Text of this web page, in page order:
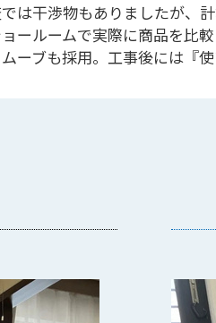
は干渉物もありましたが、
ールームで実際に商品を比
ーブも採用。工事後には『